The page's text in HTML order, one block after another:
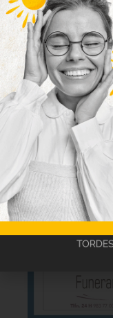
y Ruta N-VI.
Nueva
Hazte ya con
la revista
imagen para